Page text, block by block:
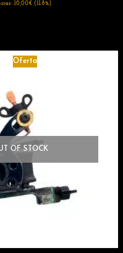
10,00€ (11.8%)
Oferta
OF STOCK